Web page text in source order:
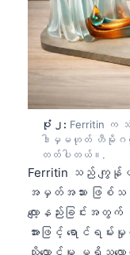
ပုံ ၂: Ferritin က
ဒါမှမဟုတ် ဟီမိုဂလို
တတ်ပါတယ်။.
Ferritin သည် ကျွန်ု
အမှတ်အသား ဖြစ်
လျော့နည်းခြင်းအတွ
အားဖြင့် ရောင်ရမ်